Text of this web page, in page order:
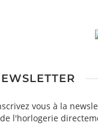
vous à la
de l'horlogerie